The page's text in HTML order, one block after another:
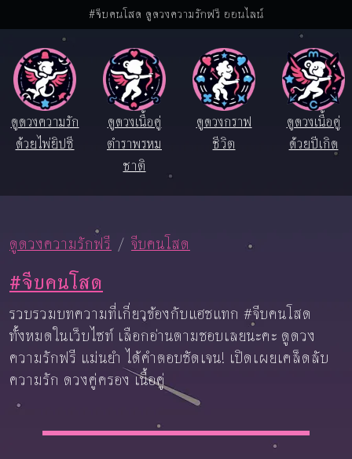
#จีบคนโสด ดูดวงความรักฟรี ออนไลน์
ดูดวงความรัก
ด้วยไพ่ยิปซี
ดูดวงเนื้อคู่
ตำราพรหม
ชาติ
ดูดวงกราฟ
ชีวิต
ดูดวงเนื้อคู่
ด้วยปีเกิด
ดูดวงความรักฟรี จีบคนโสด
#จีบคนโสด
รวบรวมบทความที่เกี่ยวข้องกับแฮชแทก #จีบคนโสด
ทั้งหมดในเว็บไซท์ เลือกอ่านตามชอบเลยนะคะ ดูดวง
ความรักฟรี แม่นยำ ได้คำตอบชัดเจน! เปิดเผยเคล็ดลับ
ความรัก ดวงคู่ครอง เนื้อคู่